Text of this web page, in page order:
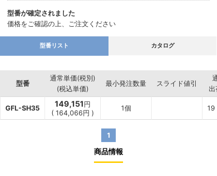
型番が確定されました
価格をご確認の上、ご注文ください
型番リスト カタログ
型番
通常単価(税別)
(税込単価)
最小発注数量 スライド値引
GFL-SH35 149,151円
( 164,066円 )
1個 19
1
商品情報